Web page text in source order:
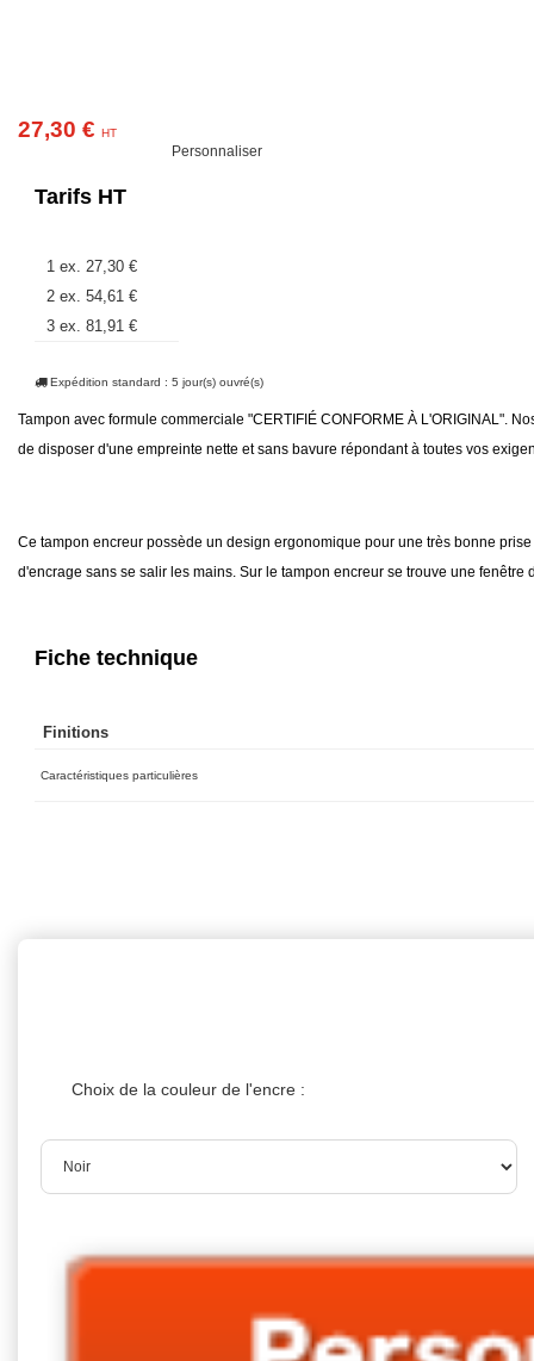
27,30 € HT
Tarifs HT
1 ex. 27,30 €
2 ex. 54,61 €
3 ex. 81,91 €
Personnaliser
Expédition standard : 5 jour(s) ouvré(s)
Tampon avec formule commerciale "CERTIFIÉ CONFORME À L'ORIGINAL".
de disposer d'une empreinte nette et sans bavure répondant à toutes vos
Ce tampon encreur possède un design ergonomique pour une très bonne
d'encrage sans se salir les mains. Sur le tampon encreur se trouve une
Fiche technique
Finitions
Caractéristiques particulières
Choix de la couleur de l'encre :